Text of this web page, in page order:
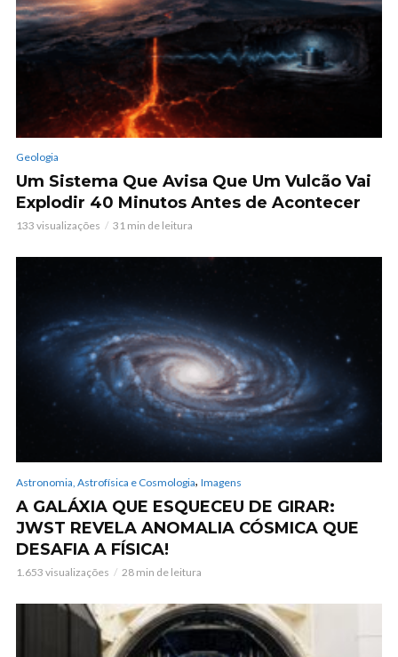
Geologia
Um Sistema Que Avisa Que Um Vulcão Vai
Explodir 40 Minutos Antes de Acontecer
133 visualizações 31 min de leitura
Astronomia, Astrofísica e Cosmologia, Imagens
A GALÁXIA QUE ESQUECEU DE GIRAR:
JWST REVELA ANOMALIA CÓSMICA QUE
DESAFIA A FÍSICA!
1.653 visualizações 28 min de leitura